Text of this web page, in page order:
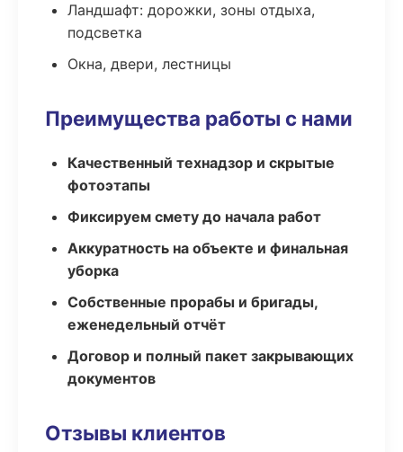
Ландшафт: дорожки, зоны отдыха,
подсветка
Окна, двери, лестницы
Преимущества работы с нами
Качественный технадзор и скрытые
фотоэтапы
Фиксируем смету до начала работ
Аккуратность на объекте и финальная
уборка
Собственные прорабы и бригады,
еженедельный отчёт
Договор и полный пакет закрывающих
документов
Отзывы клиентов